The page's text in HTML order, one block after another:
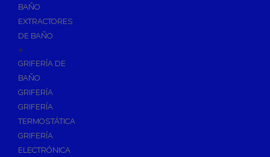
Inversores
Baterías
Estructuras
Fontanería
Aislamientos para Tuberías
Accesorios para Instalación de Gas
Válvulas para Gas
Accesorios y Repuestos de Gas
BAÑO
EXTRACTORES
DE BAÑO
+
GRIFERÍA DE
BAÑO
GRIFERÍA
GRIFERÍA
TERMOSTÁTICA
GRIFERÍA
ELECTRÓNICA